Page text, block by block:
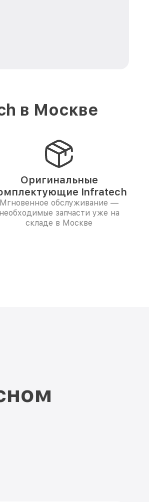
в Москве
Оригинальные
Infratech
Мгновенное обслуживание —
необходимые запчасти уже на
складе в Москве